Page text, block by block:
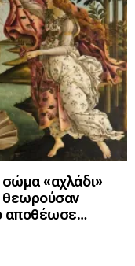
«αχλάδι»
θεωρούσαν
αποθέωσε…